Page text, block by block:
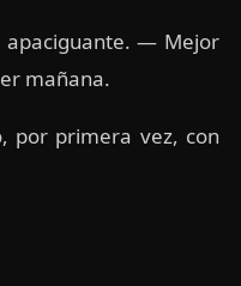
— Mejor
mañana.
por primera vez, con